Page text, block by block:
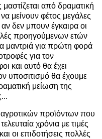
από δραματική
μείνουν φέτος μεγάλες
αν δεν μπουν έγκαιρα οι
προηγούμενων ετών
μαντριά για πρώτη φορά
για τον
και αυτό θα έχει
υποσιτισμό θα έχουμε
μείωση της
προϊόντων που
χρόνια με τιμές
οι επιδοτήσεις πολλές